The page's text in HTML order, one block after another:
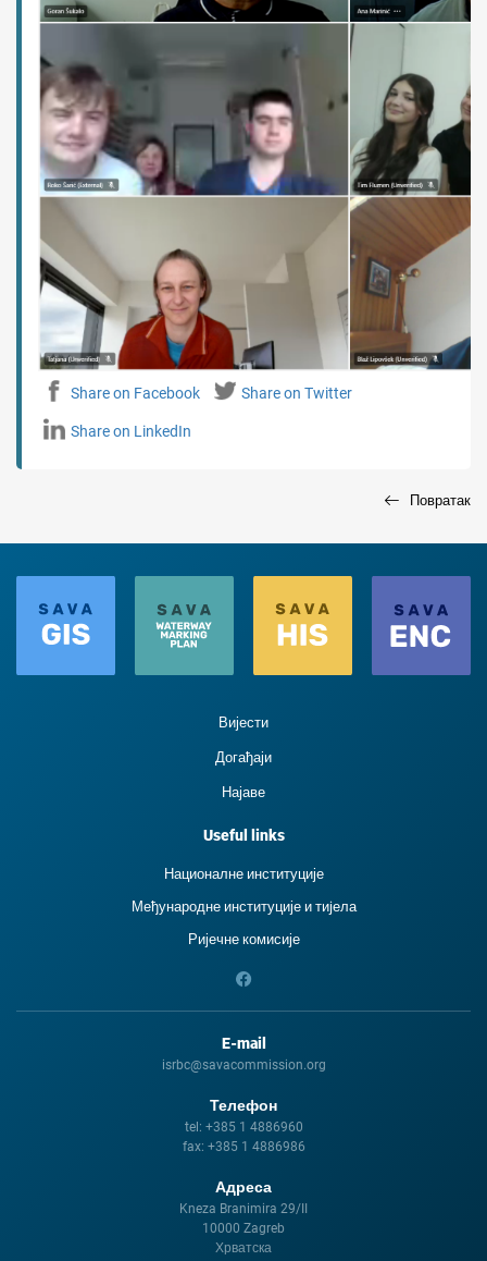
Share on Facebook Share on Twitter
Share on LinkedIn
Повратак
Вијести
Догађаји
Најаве
Useful links
Националне институције
Међународне институције и тиjела
Ријечне комисије
E-mail
isrbc@savacommission.org
Телефон
tel: +385 1 4886960
fax: +385 1 4886986
Адреса
Kneza Branimira 29/II
10000 Zagreb
Хрватска